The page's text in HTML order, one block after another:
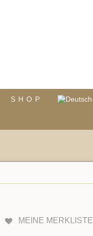
S H O P
MEINE MERKLISTE